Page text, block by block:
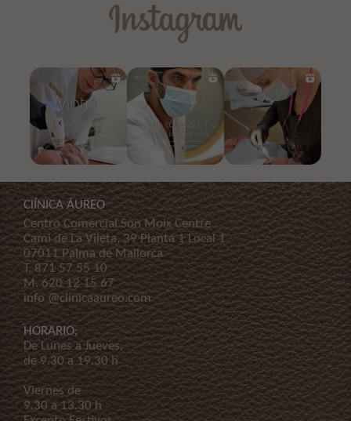
ClÍNICA ÁUREO
Centro Comercial Son Moix Centre
Cami de La Vileta, 39 Planta 1 Local 1
07011 Palma de Mallorca
T.871 57 55 10
M.620 12 15 67
info @clinicaaureo.com
HORARIO:
De Lunes a Jueves,
de 9.30 a 19.30 h
Viernes de
9.30 a 13.30 h